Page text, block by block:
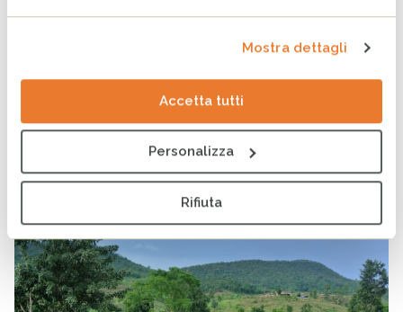
Mostra dettagli
Accetta tutti
Personalizza
Rifiuta
Agricoltura resiliente: 4 nuove varietà di
riso in risposta al clima che cambia
PUBBLICATO
NOTIZIE DICESVI